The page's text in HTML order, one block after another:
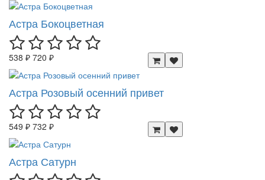
Астра Бокоцветная
538 ₽ 720 ₽
Астра Розовый осенний привет
549 ₽ 732 ₽
Астра Сатурн